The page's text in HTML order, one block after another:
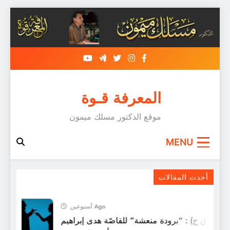
content
المعرفة قـوة
موقع الدكتور مسلك ميمون
MENU
أحدث المقالات
أسبوعين Ago
(ق ق ج) : “برودة منعشة” للقاصّة هدى إبراهيم
سَجعية : باربي و العملاق